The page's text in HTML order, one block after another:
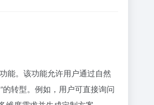
能。该功能允许用户通过自然
的转型。例如，用户可直接询问